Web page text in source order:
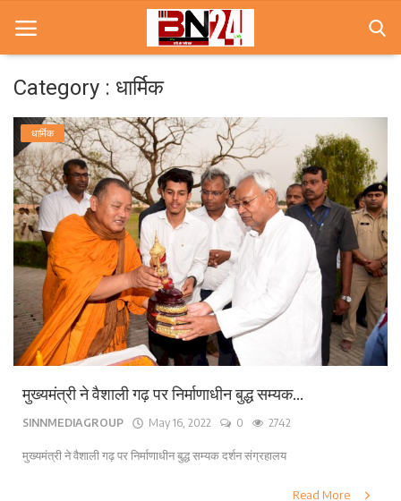
Home
खबरे
खेल
करियर
स्त्री
राज्य
कृषि
मूवी मसाला
Category : धार्मिक
धार्मिक
मुख्यमंत्री ने वैशाली गढ़ पर निर्माणाधीन बुद्ध सम्यक...
SINNMEDIAGROUP May 16, 2022 0 2742
मुख्यमंत्री ने वैशाली गढ़ पर निर्माणाधीन बुद्ध सम्यक दर्शन संग्रहालय
Read More